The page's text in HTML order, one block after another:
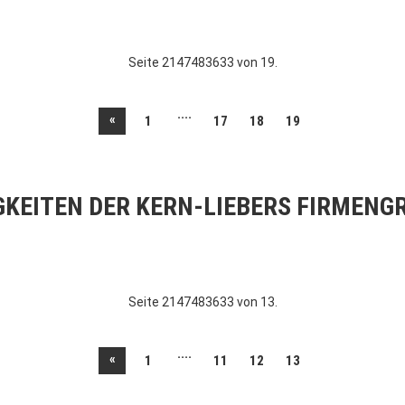
Seite 2147483633 von 19.
« 1 .... 17 18 19
DER KERN-LIEBERS
Seite 2147483633 von 13.
« 1 .... 11 12 13